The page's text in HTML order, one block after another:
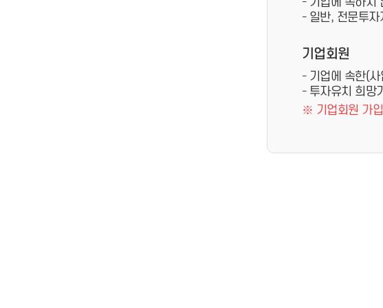
- 일반, 전문투자
기업회원
- 기업에 속한(
- 투자유치 희망
※ 기업회원 가